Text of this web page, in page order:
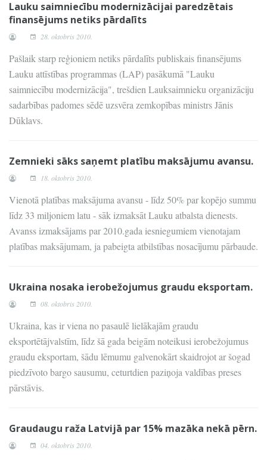
Lauku saimniecību modernizācijai paredzētais
finansējums netiks pārdalīts
28. oktobris 2010.
Pašlaik starp reģioniem netiks pārdalīts publiskais finansējums
Lauku attīstības programmas (LAP) pasākumā "Lauku
saimniecību modernizācija", trešdien Lauksaimnieku organizāciju
sadarbības padomes sēdē uzsvēra zemkopības ministrs Jānis
Dūklavs.
Zemnieki sāks saņemt platību maksājumu avansu.
18. oktobris 2010.
Vienotā platības maksājuma avansu - līdz 50% par kopējo summu
līdz 33 miljoniem latu - sāk izmaksāt Lauku atbalsta dienests.
Avanss izmaksājams par 2010.gada iesniegumiem vienotajam
platības maksājumam, ja pabeigta atbilstības nosacījumu pārbaude.
Ukraina nosaka ierobežojumus graudu eksportam.
08. oktobris 2010.
Ukraina, kas ir viena no pasaulē lielākajām graudu
eksportētājvalstīm, līdz šā gada beigām noteikusi ierobežojumus
graudu eksportam, šādu lēmumu galvenokārt skaidrojot ar šogad
piedzīvoto bargo sausumu, ceturtdien paziņoja valdības preses
pārstāvis.
Graudaugu raža Latvijā par 15% mazāka nekā pērn.
04. oktobris 2010.